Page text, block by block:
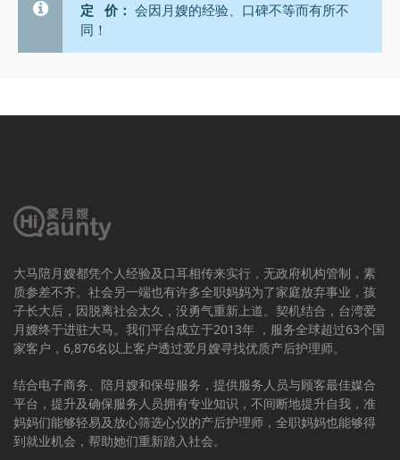
定 价： 会因月嫂的经验、口碑不等而有所不
同！
大马陪月嫂都凭个人经验及口耳相传来实行，无政府机构管制，素
质参差不齐。社会另一端也有许多全职妈妈为了家庭放弃事业，孩
子长大后，因脱离社会太久，没勇气重新上道。契机结合，台湾爱
月嫂终于进驻大马。我们平台成立于2013年 ，服务全球超过63个国
家客户，6,876名以上客户透过爱月嫂寻找优质产后护理师。
结合电子商务、陪月嫂和保母服务，提供服务人员与顾客最佳媒合
平台，提升及确保服务人员拥有专业知识，不间断地提升自我，准
妈妈们能够轻易及放心筛选心仪的产后护理师，全职妈妈也能够得
到就业机会，帮助她们重新踏入社会。